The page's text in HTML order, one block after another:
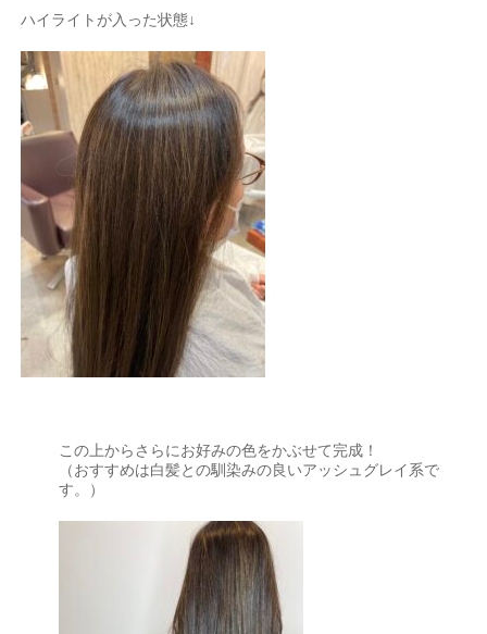
ハイライトが入った状態↓
この上からさらにお好みの色をかぶせて完成！
（おすすめは白髪との馴染みの良いアッシュグレイ系で
す。）